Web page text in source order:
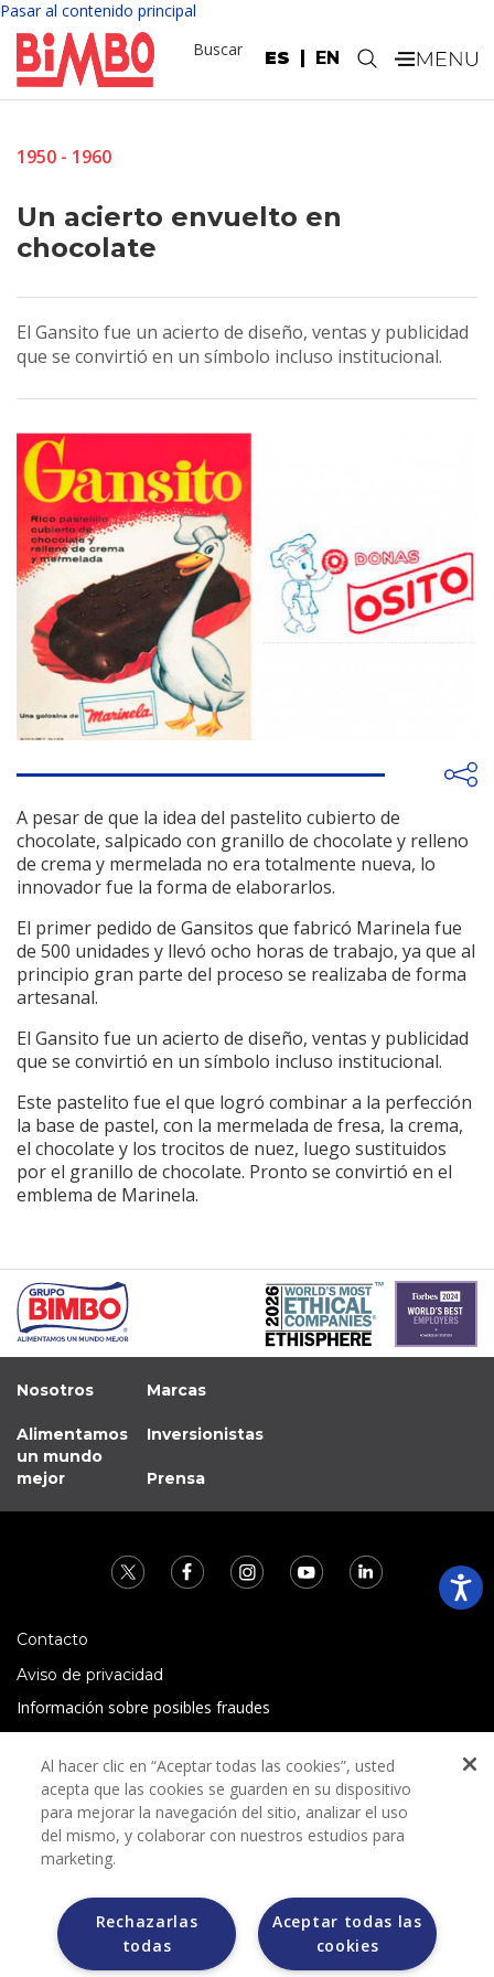
Pasar al contenido principal
ES EN
Buscar .
1950 - 1960
Un acierto envuelto en
chocolate
El Gansito fue un acierto de diseño, ventas y publicidad
que se convirtió en un símbolo incluso institucional.
A pesar de que la idea del pastelito cubierto de
chocolate, salpicado con granillo de chocolate y relleno
de crema y mermelada no era totalmente nueva, lo
innovador fue la forma de elaborarlos.
El primer pedido de Gansitos que fabricó Marinela fue
de 500 unidades y llevó ocho horas de trabajo, ya que al
principio gran parte del proceso se realizaba de forma
artesanal.
El Gansito fue un acierto de diseño, ventas y publicidad
que se convirtió en un símbolo incluso institucional.
Este pastelito fue el que logró combinar a la perfección
la base de pastel, con la mermelada de fresa, la crema,
el chocolate y los trocitos de nuez, luego sustituidos
por el granillo de chocolate. Pronto se convirtió en el
emblema de Marinela.
Nosotros
Alimentamos
un mundo
mejor
Marcas
Inversionistas
Prensa
Contacto
Aviso de privacidad
Información sobre posibles fraudes
Términos y condiciones
Grupo Bimbo no solicita ningún tipo de pago durante el
proceso de selección.
Al hacer clic en “Aceptar todas las cookies”, usted
acepta que las cookies se guarden en su dispositivo
para mejorar la navegación del sitio, analizar el uso
del mismo, y colaborar con nuestros estudios para
marketing.
Aceptar todas las
cookies
Rechazarlas
todas